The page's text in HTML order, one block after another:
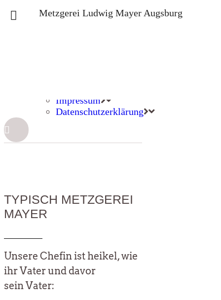
Über uns
Impressum
Datenschutzerklärung
TYPISCH METZGEREI
MAYER
Unse­re Che­fin ist hei­kel, wie
ihr Vater und davor
sein Vater:
Metzgerei Ludwig Mayer Augsburg